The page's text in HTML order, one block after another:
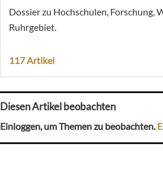
Dossier zu Hochschulen, Forschung,
Ruhrgebiet.
117 Artikel
Diesen Artikel beobachten
Einloggen, um Themen zu beobachten.